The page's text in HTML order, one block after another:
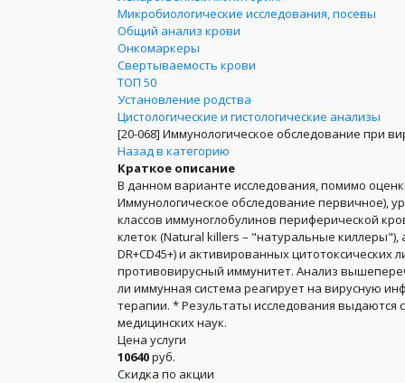
Микробиологические исследования, посевы
Общий анализ крови
Онкомаркеры
Свертываемость крови
ТОП 50
Установление родства
Цистологические и гистологические анализы
[20-068] Иммунологическое обследование при
Назад в категорию
Краткое описание
В данном варианте исследования, помимо
Иммунологическое обследование первичное),
классов иммуноглобулинов периферической
клеток (Natural killers – "натуральные
DR+CD45+) и активированных цитотоксических
противовирусный иммунитет. Анализ
ли иммунная система реагирует на вирусную
терапии. * Результаты исследования выдаются
медицинских наук.
Цена услуги
10640руб.
Скидка по акции